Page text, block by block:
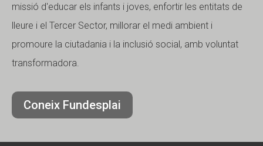
missió d'educar els infants i joves, enfortir les entitats de
lleure i el Tercer Sector, millorar el medi ambient i
promoure la ciutadania i la inclusió social, amb voluntat
transformadora.
Coneix Fundesplai